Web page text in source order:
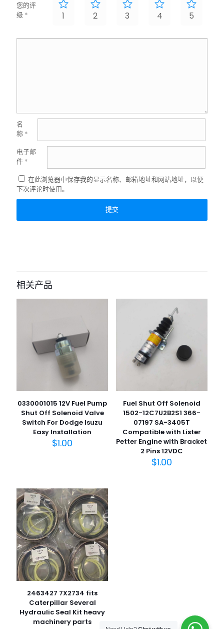
您的评
级 * 1 2 3 4 5
名
称 *
电子邮
件 *
在此浏览器中保存我的显示名称、邮箱地址和网站地址，以便
下次评论时使用。
相关产品
0330001015 12V Fuel Pump
Shut Off Solenoid Valve
Switch For Dodge Isuzu
Easy Installation
$1.00
Fuel Shut Off Solenoid
1502-12C7U2B2S1 366-
07197 SA-3405T
Compatible with Lister
Petter Engine with Bracket
2 Pins 12VDC
$1.00
2463427 7X2734 fits
Caterpillar Several
Hydraulic Seal Kit heavy
machinery parts